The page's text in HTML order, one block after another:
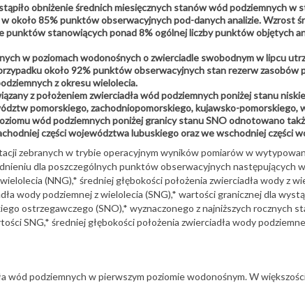
obniżenie średnich miesięcznych stanów wód podziemnych w
około 85% punktów obserwacyjnych pod-danych analizie. Wzrost
stanowiących ponad 8% ogólnej liczby punktów objętych
w poziomach wodonośnych o zwierciadle swobodnym w lipcu
około 92% punktów obserwacyjnych stan rezerw zasobów
z okresu wielolecia.
z położeniem zwierciadła wód podziemnych poniżej stanu
pomorskiego, zachodniopomorskiego, kujawsko-pomorskiego,
wód podziemnych poniżej granicy stanu SNO odnotowano
części województwa lubuskiego oraz we wschodniej części
zebranych w trybie operacyjnym wyników pomiarów w
dla poszczególnych punktów obserwacyjnych następujących
(NNG),* średniej głębokości położenia zwierciadła wody z
wody podziemnej z wielolecia (SNG),* wartości granicznej dla
ostrzegawczego (SNO),* wyznaczonego z najniższych rocznych
SNG,* średniej głębokości położenia zwierciadła wody
wód podziemnych w pierwszym poziomie wodonośnym. W